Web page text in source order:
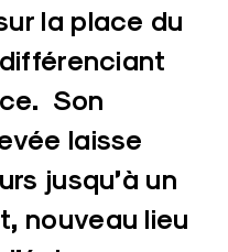
la place du
Son
laisse
jusqu’à un
nouveau lieu